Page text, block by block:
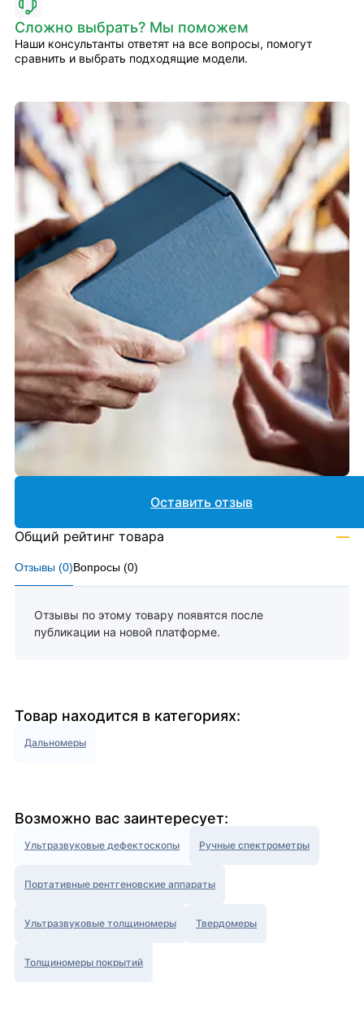
Сложно выбрать? Мы поможем
Наши консультанты ответят на все вопросы, помогут
сравнить и выбрать подходящие модели.
Отзывы (0)Вопросы (0)
Отзывы по этому товару появятся после
публикации на новой платформе.
Оставить отзыв
Общий рейтинг товара —
Товар находится в категориях:
Дальномеры
Возможно вас заинтересует:
Ультразвуковые дефектоскопы Ручные спектрометры
Портативные рентгеновские аппараты
Ультразвуковые толщиномеры Твердомеры
Толщиномеры покрытий